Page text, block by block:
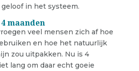
in het systeem.
maanden
veel mensen zich af hoe
en hoe het natuurlijk
zou uitpakken. Nu is 4
lang om daar echt goeie